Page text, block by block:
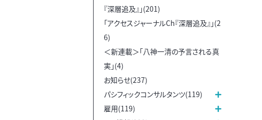
『深層追及』」(201)
「アクセスジャーナルCh『深層追及』」(2
6)
＜新連載＞「八神一清の予言される真
実」(4)
お知らせ(237)
パシフィックコンサルタンツ(119)
雇用(119)